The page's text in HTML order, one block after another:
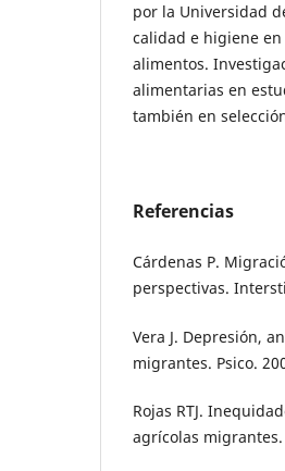
por la Universidad
calidad e higiene
alimentos.
alimentarias en
también en
Referencias
Cárdenas P.
perspectivas.
Vera J. Depresión,
migrantes. Psico.
Rojas RTJ.
agrícolas